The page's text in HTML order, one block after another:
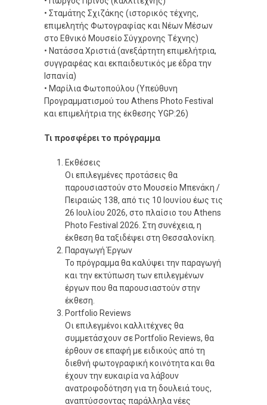
• Σταμάτης Σχιζάκης (ιστορικός τέχνης,
επιμελητής Φωτογραφίας και Νέων Μέσων
στο Εθνικό Μουσείο Σύγχρονης Τέχνης)
• Νατάσσα Χριστιά (ανεξάρτητη επιμελήτρια,
συγγραφέας και εκπαιδευτικός με έδρα την
Ισπανία)
• Μαρίλια Φωτοπούλου (Υπεύθυνη
Προγραμματισμού του Athens Photo Festival
και επιμελήτρια της έκθεσης YGP:26)
Τι προσφέρει το πρόγραμμα
Εκθέσεις
Οι επιλεγμένες προτάσεις θα
παρουσιαστούν στο Μουσείο Μπενάκη /
Πειραιώς 138, από τις 10 Ιουνίου έως τις
26 Ιουλίου 2026, στο πλαίσιο του Athens
Photo Festival 2026. Στη συνέχεια, η
έκθεση θα ταξιδέψει στη Θεσσαλονίκη.
Παραγωγή Έργων
Το πρόγραμμα θα καλύψει την παραγωγή
και την εκτύπωση των επιλεγμένων
έργων που θα παρουσιαστούν στην
έκθεση.
Portfolio Reviews
Οι επιλεγμένοι καλλιτέχνες θα
συμμετάσχουν σε Portfolio Reviews, θα
έρθουν σε επαφή με ειδικούς από τη
διεθνή φωτογραφική κοινότητα και θα
έχουν την ευκαιρία να λάβουν
ανατροφοδότηση για τη δουλειά τους,
αναπτύσσοντας παράλληλα νέες